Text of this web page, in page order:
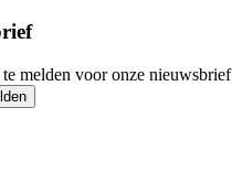
melden voor onze nieuwsbrief